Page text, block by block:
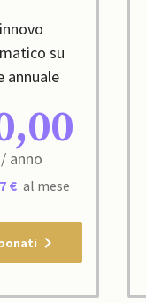
su
annuale
/ anno
€ al mese